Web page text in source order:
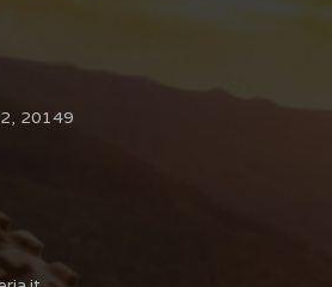
20149